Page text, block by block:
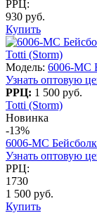
РРЦ:
930 руб.
Купить
Totti (Storm)
Модель: 6006-MC
Узнать оптовую
РРЦ: 1 500 руб.
Totti (Storm)
Новинка
-13%
6006-MC
Узнать оптовую
РРЦ:
1730
1 500 руб.
Купить